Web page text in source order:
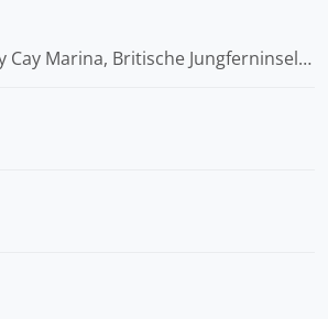
Cay Marina, Britische Jungferninseln